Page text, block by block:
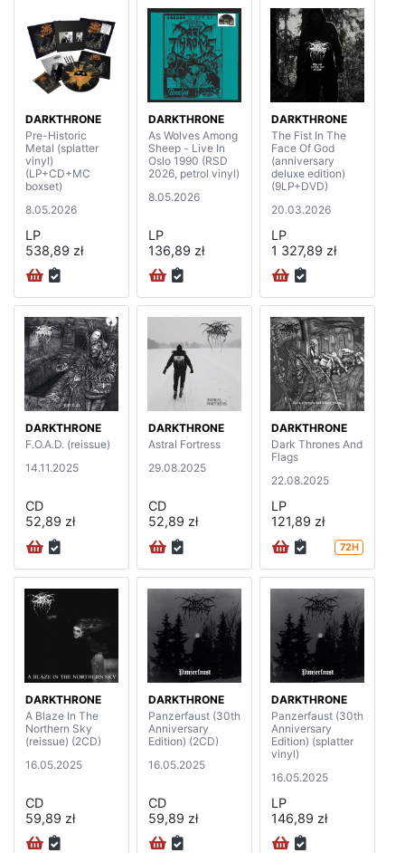
DARKTHRONE
Pre-Historic
Metal (splatter
vinyl)
(LP+CD+MC
boxset)
8.05.2026
LP
538,89 zł
DARKTHRONE
As Wolves Among
Sheep - Live In
Oslo 1990 (RSD
2026, petrol vinyl)
8.05.2026
LP
136,89 zł
DARKTHRONE
The Fist In The
Face Of God
(anniversary
deluxe edition)
(9LP+DVD)
20.03.2026
LP
1 327,89 zł
DARKTHRONE
F.O.A.D. (reissue)
14.11.2025
CD
52,89 zł
DARKTHRONE
Astral Fortress
29.08.2025
CD
52,89 zł
DARKTHRONE
Dark Thrones And
Flags
22.08.2025
LP
121,89 zł
72H
DARKTHRONE
A Blaze In The
Northern Sky
(reissue) (2CD)
16.05.2025
CD
59,89 zł
DARKTHRONE
Panzerfaust (30th
Anniversary
Edition) (2CD)
16.05.2025
CD
59,89 zł
DARKTHRONE
Panzerfaust (30th
Anniversary
Edition) (splatter
vinyl)
16.05.2025
LP
146,89 zł